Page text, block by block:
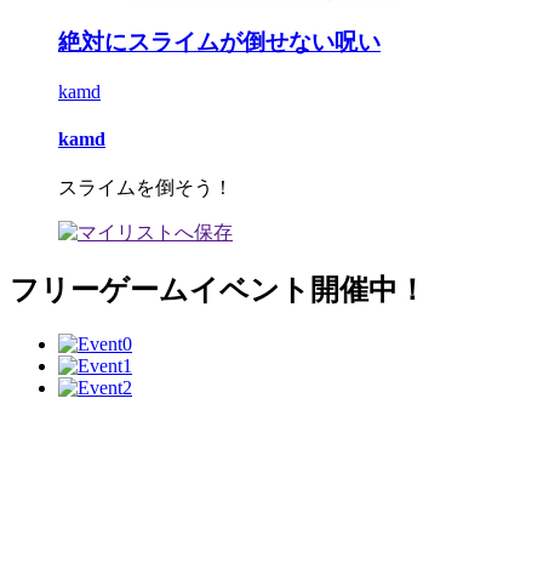
絶対にスライムが倒せない呪い
kamd
kamd
スライムを倒そう！
フリーゲームイベント開催中！